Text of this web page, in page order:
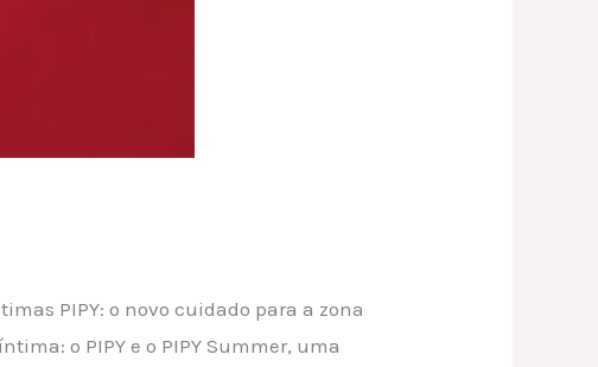
PIPY: o novo cuidado para a zona
o PIPY e o PIPY Summer, uma